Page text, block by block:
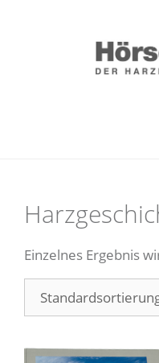
Einzelnes Ergebnis